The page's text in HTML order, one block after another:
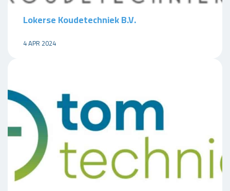
Lokerse Koudetechniek B.V.
4 APR 2024